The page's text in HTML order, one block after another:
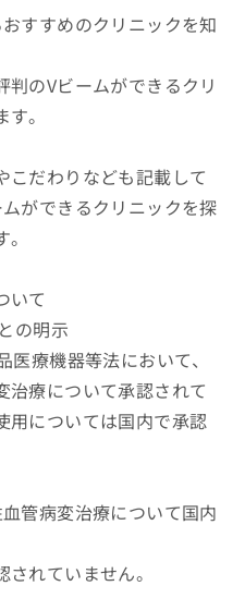
すすめのクリニックを知
判のVビームができるクリ
。
こだわりなども記載して
ができるクリニックを探
いて
の明示
療機器等法において、
治療について承認されて
用については国内で承認
管病変治療について国内
れていません。